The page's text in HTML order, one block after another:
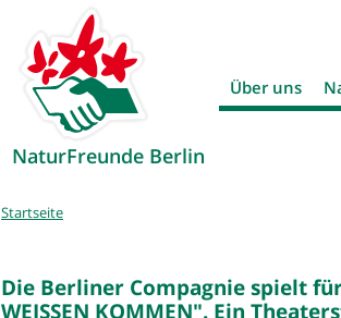
NaturFreunde Berlin
Über uns
Sie
Startseite
Die Berliner Compagnie spielt
WEISSEN KOMMEN". Ein